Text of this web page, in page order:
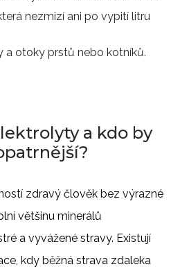
nezmizí ani po vypití litru
a otoky prstů nebo kotníků.
a kdo by
zdravý člověk bez výrazné
většinu minerálů
a vyvážené stravy. Existují
kdy běžná strava zdaleka